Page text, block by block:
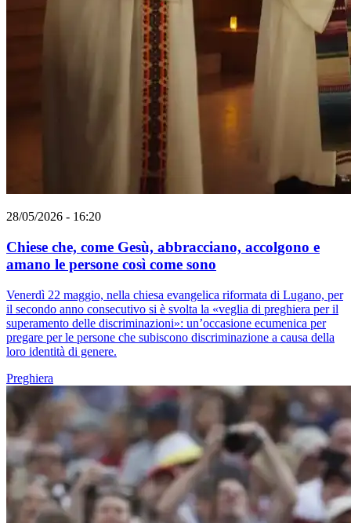
28/05/2026 - 16:20
Chiese che, come Gesù, abbracciano, accolgono e
amano le persone così come sono
Venerdì 22 maggio, nella chiesa evangelica riformata di Lugano, per
il secondo anno consecutivo si è svolta la «veglia di preghiera per il
superamento delle discriminazioni»: un’occasione ecumenica per
pregare per le persone che subiscono discriminazione a causa della
loro identità di genere.
Preghiera